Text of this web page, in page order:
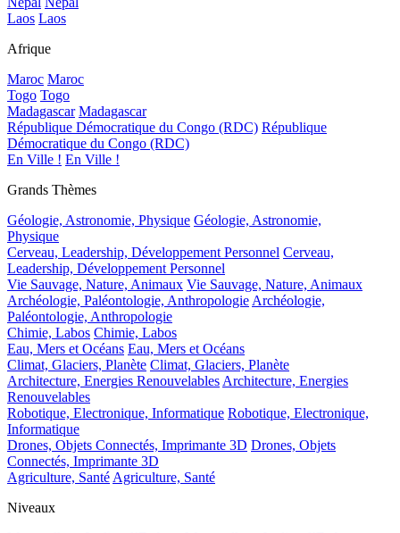
Laos Laos
Afrique
Maroc Maroc
Togo Togo
Madagascar Madagascar
République Démocratique du Congo (RDC) République
Démocratique du Congo (RDC)
En Ville ! En Ville !
Grands Thèmes
Géologie, Astronomie, Physique Géologie, Astronomie,
Physique
Cerveau, Leadership, Développement Personnel Cerveau,
Leadership, Développement Personnel
Vie Sauvage, Nature, Animaux Vie Sauvage, Nature, Animaux
Archéologie, Paléontologie, Anthropologie Archéologie,
Paléontologie, Anthropologie
Chimie, Labos Chimie, Labos
Eau, Mers et Océans Eau, Mers et Océans
Climat, Glaciers, Planète Climat, Glaciers, Planète
Architecture, Energies Renouvelables Architecture, Energies
Renouvelables
Robotique, Electronique, Informatique Robotique, Electronique,
Informatique
Drones, Objets Connectés, Imprimante 3D Drones, Objets
Connectés, Imprimante 3D
Agriculture, Santé Agriculture, Santé
Niveaux